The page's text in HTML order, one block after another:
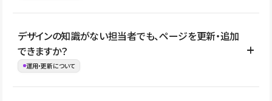
ない段階でも、お問い合わせください。
お問合せはこちら
公開ページ数、バージョン履歴の期間、CMS利用数の上限、権限
管理の有無などがプランごとに異なります。詳しくは料金プランペ
ージをご覧ください。
デザインの知識がない担当者でも、ページを更新・追加
できますか？
運用・更新について